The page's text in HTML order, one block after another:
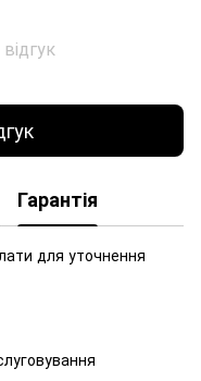
Гарантія
для уточнення